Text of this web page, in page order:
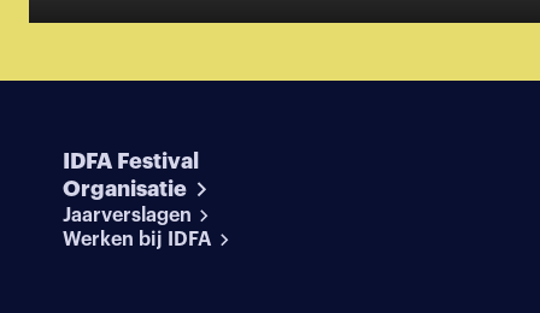
IDFA Festival
Organisatie
Jaarverslagen
Werken bij IDFA